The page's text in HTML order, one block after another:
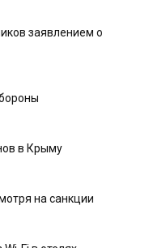
заявлением о
в Крыму
на санкции